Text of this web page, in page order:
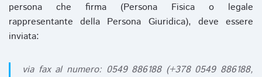
persona che firma (Persona Fisica o legale
rappresentante della Persona Giuridica), deve essere
inviata:
via fax al numero: 0549 886188 (+378 0549 886188,